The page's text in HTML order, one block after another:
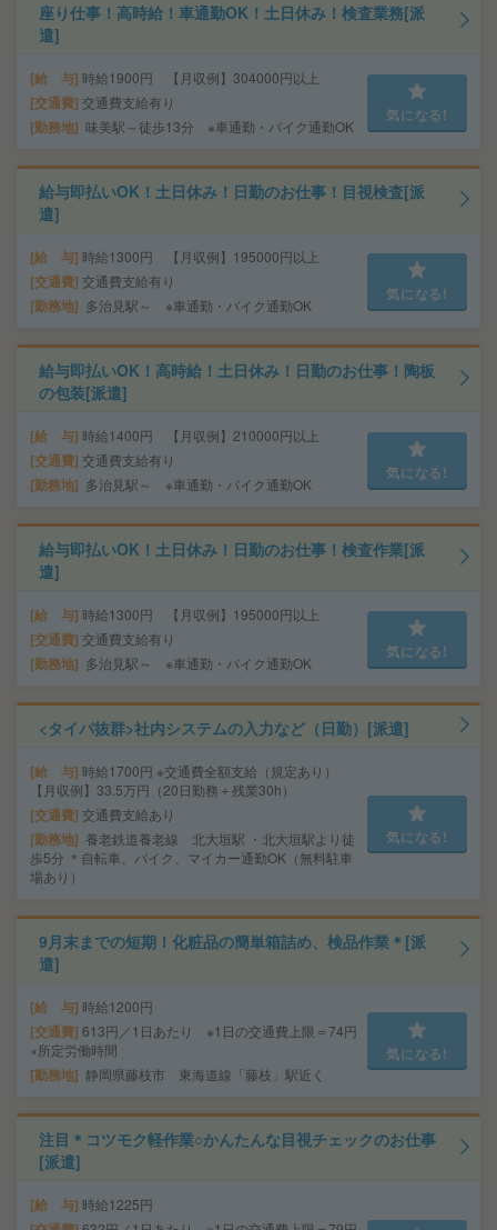
座り仕事！高時給！車通勤OK！土日休み！検査業務[派
遣]
給 与 時給1900円 【月収例】304000円以上
交通費 交通費支給有り
勤務地 味美駅～徒歩13分 ※車通勤・バイク通勤OK
気になる!
給与即払いOK！土日休み！日勤のお仕事！目視検査[派
遣]
給 与 時給1300円 【月収例】195000円以上
交通費 交通費支給有り
勤務地 多治見駅～ ※車通勤・バイク通勤OK
気になる!
給与即払いOK！高時給！土日休み！日勤のお仕事！陶板
の包装[派遣]
給 与 時給1400円 【月収例】210000円以上
交通費 交通費支給有り
勤務地 多治見駅～ ※車通勤・バイク通勤OK
気になる!
給与即払いOK！土日休み！日勤のお仕事！検査作業[派
遣]
給 与 時給1300円 【月収例】195000円以上
交通費 交通費支給有り
勤務地 多治見駅～ ※車通勤・バイク通勤OK
気になる!
<タイパ抜群>社内システムの入力など（日勤）[派遣]
給 与 時給1700円 ※交通費全額支給（規定あり）
【月収例】33.5万円（20日勤務＋残業30h）
交通費 交通費支給あり
勤務地
養老鉄道養老線 北大垣駅 ・北大垣駅より徒
歩5分 ＊自転車、バイク、マイカー通勤OK（無料駐車
場あり）
気になる!
9月末までの短期！化粧品の簡単箱詰め、検品作業＊[派
遣]
給 与 時給1200円
交通費 613円／1日あたり ※1日の交通費上限＝74円
×所定労働時間
勤務地 静岡県藤枝市 東海道線「藤枝」駅近く
気になる!
注目＊コツモク軽作業○かんたんな目視チェックのお仕事
[派遣]
給 与 時給1225円